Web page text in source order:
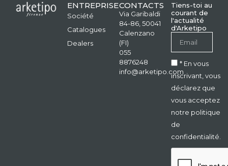
ENTREPRISE
Société
Catalogues
Dealers
CONTACTS
Via Garibaldi
84-86, 50041
Calenzano
(FI)
055
8876248
info@arketipo.com
Tiens-toi au
courant de
l'actualité
d'Arketipo
* En vous
inscrivant, vous
déclarez que
vous acceptez
notre politique
de
confidentialité.